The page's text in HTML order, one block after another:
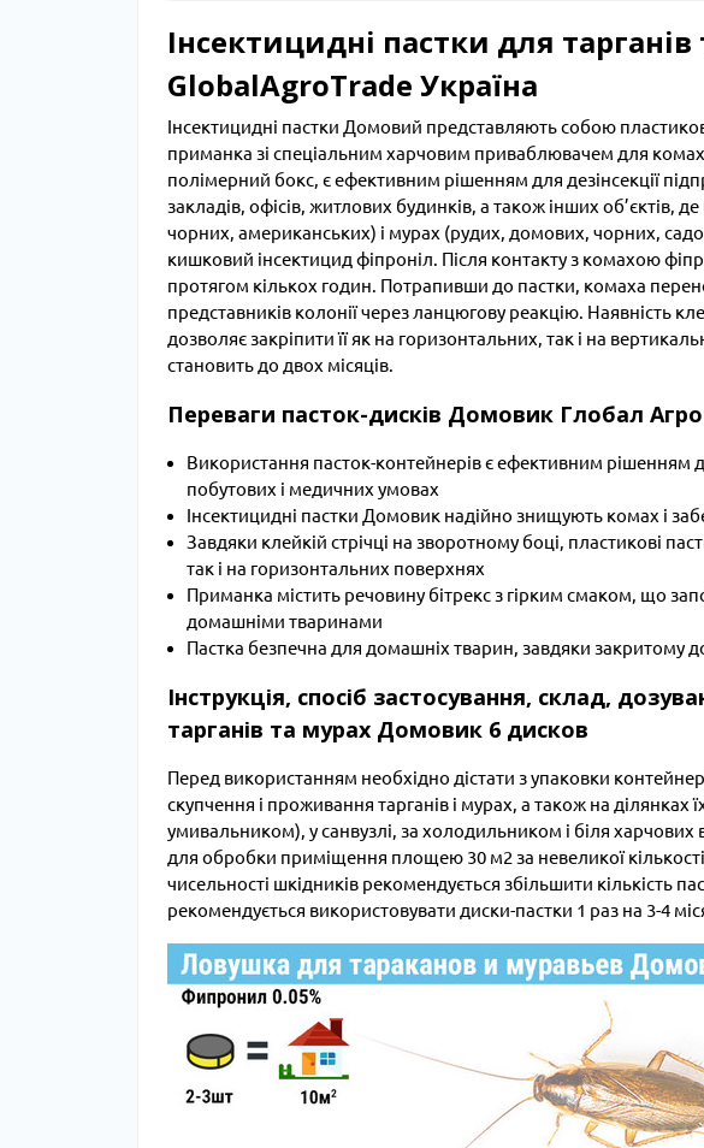
Інсектицидні пастки для
GlobalAgroTrade Україна
Інсектицидні пастки Домовий представляють собою
приманка зі спеціальним харчовим приваблювачем для
полімерний бокс, є ефективним рішенням для дезінсекції
закладів, офісів, житлових будинків, а також інших об’єктів,
чорних, американських) і мурах (рудих, домових, чорних,
кишковий інсектицид фіпроніл. Після контакту з комахою
протягом кількох годин. Потрапивши до пастки, комаха
представників колонії через ланцюгову реакцію. Наявність
дозволяє закріпити її як на горизонтальних, так і на
становить до двох місяців.
Переваги пасток-дисків Домовик Глобал
Використання пасток-контейнерів є ефективним рішенням
побутових і медичних умовах
Інсектицидні пастки Домовик надійно знищують комах і
Завдяки клейкій стрічці на зворотному боці, пластикові
так і на горизонтальних поверхнях
Приманка містить речовину бітрекс з гірким смаком, що
домашніми тваринами
Пастка безпечна для домашніх тварин, завдяки закритому
Інструкція, спосіб застосування, склад,
тарганів та мурах Домовик 6 дисков
Перед використанням необхідно дістати з упаковки
скупчення і проживання тарганів і мурах, а також на ділянках
умивальником), у санвузлі, за холодильником і біля харчових
для обробки приміщення площею 30 м2 за невеликої
чисельності шкідників рекомендується збільшити кількість
рекомендується використовувати диски-пастки 1 раз на 3-4